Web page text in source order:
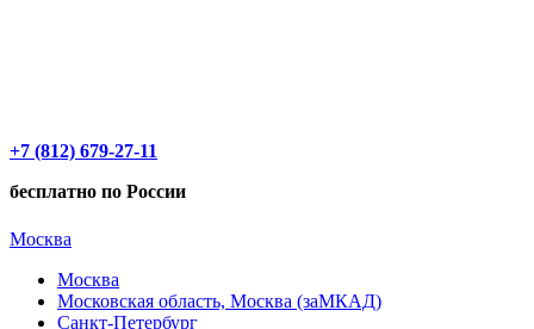
+7 (812) 679-27-11
бесплатно по России
Москва
Москва
Московская область, Москва (заМКАД)
Санкт-Петербург